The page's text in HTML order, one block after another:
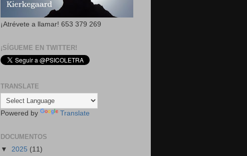
¡Atrévete a llamar! 653 379 269
¡SÍGUEME EN TWITTER!
TRANSLATE
Powered by Translate
DOCUMENTOS
▼ 2025 (11)